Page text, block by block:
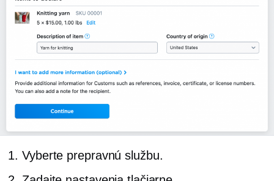
Vyberte prepravnú službu.